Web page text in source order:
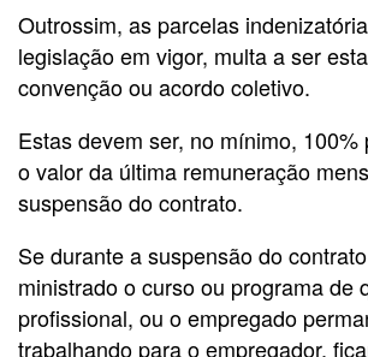
Outrossim, as parcelas
legislação em vigor, multa a ser
convenção ou acordo coletivo.
Estas devem ser, no mínimo, 100%
o valor da última remuneração
suspensão do contrato.
Se durante a suspensão do
ministrado o curso ou programa de
profissional, ou o empregado
trabalhando para o empregador,